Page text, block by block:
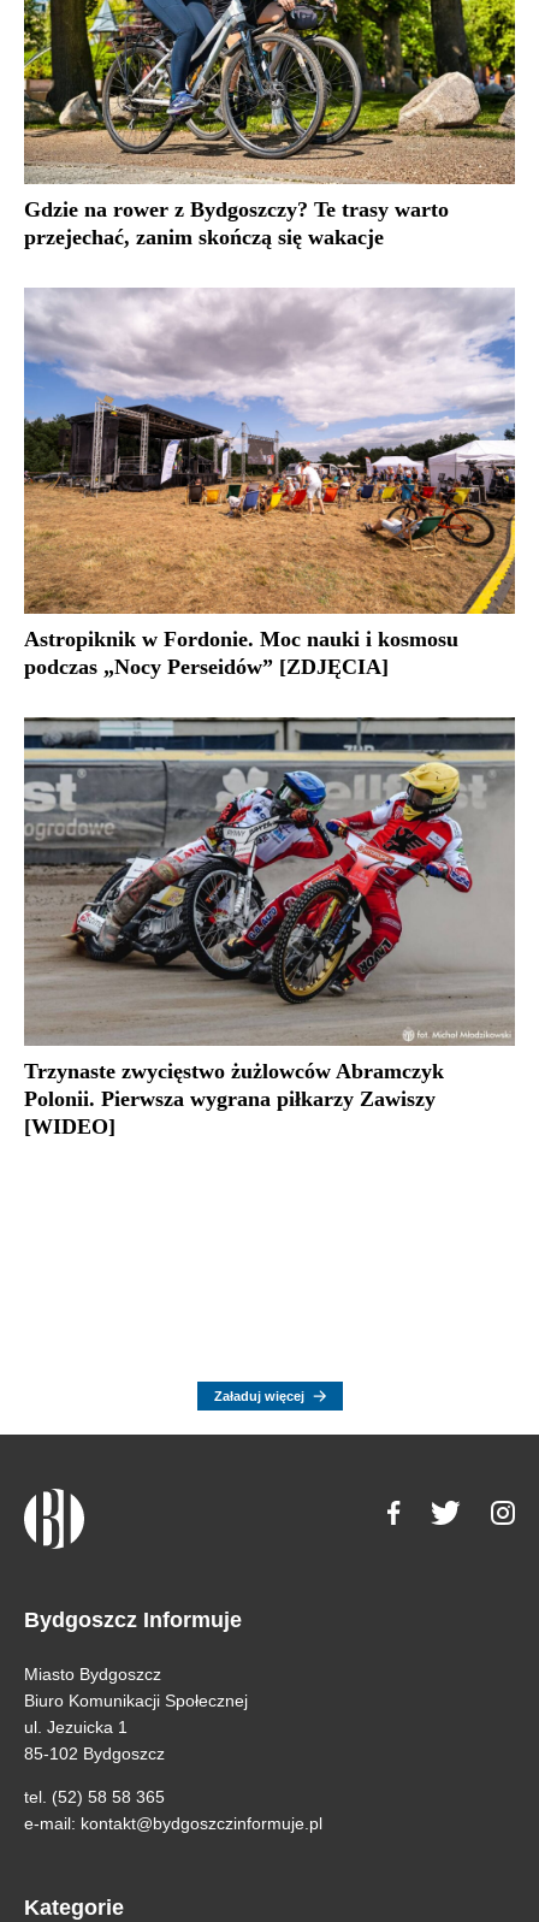
Gdzie na rower z Bydgoszczy? Te trasy warto
przejechać, zanim skończą się wakacje
Astropiknik w Fordonie. Moc nauki i kosmosu
podczas „Nocy Perseidów” [ZDJĘCIA]
Trzynaste zwycięstwo żużlowców Abramczyk
Polonii. Pierwsza wygrana piłkarzy Zawiszy
[WIDEO]
Załaduj więcej
Bydgoszcz Informuje
Miasto Bydgoszcz
Biuro Komunikacji Społecznej
ul. Jezuicka 1
85-102 Bydgoszcz
tel. (52) 58 58 365
e-mail: kontakt@bydgoszczinformuje.pl
Kategorie